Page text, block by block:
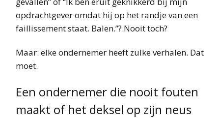
opdrachtgever omdat hij op het randje van een
faillissement staat. Balen.”? Nooit toch?
Maar: elke ondernemer heeft zulke verhalen. Dat
moet.
Een ondernemer die nooit fouten
maakt of het deksel op zijn neus